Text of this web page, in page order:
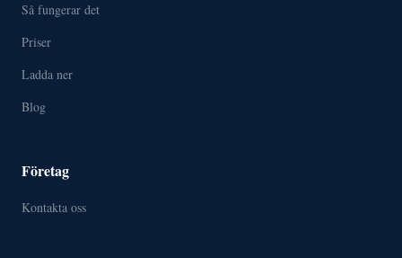
Så fungerar det
Priser
Ladda ner
Blog
Företag
Kontakta oss